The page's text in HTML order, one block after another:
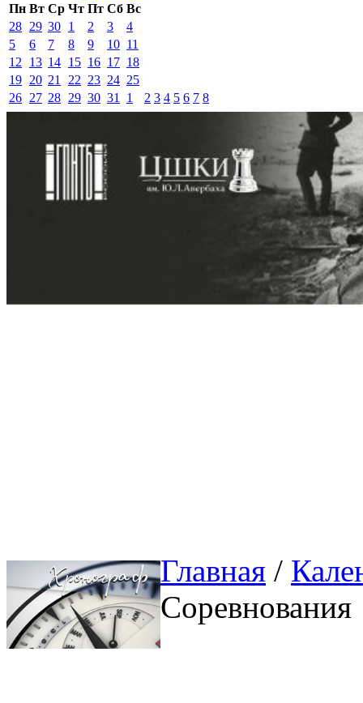
Пн Вт Ср Чт Пт Сб Вс
28 29 30 1 2 3
4
5
6 7 8 9 10 11
12
13 14 15 16 17 18
19 20 21 22 23 24 25
26 27 28 29 30 31 1 2 3 4 5 6 7 8
Главная /
Соревнования